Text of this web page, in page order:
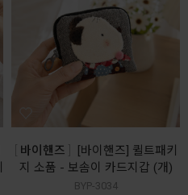
바이핸즈
[바이핸즈] 퀼트패키
지 소품 - 보솜이 카드지갑 (개)
BYP-3034